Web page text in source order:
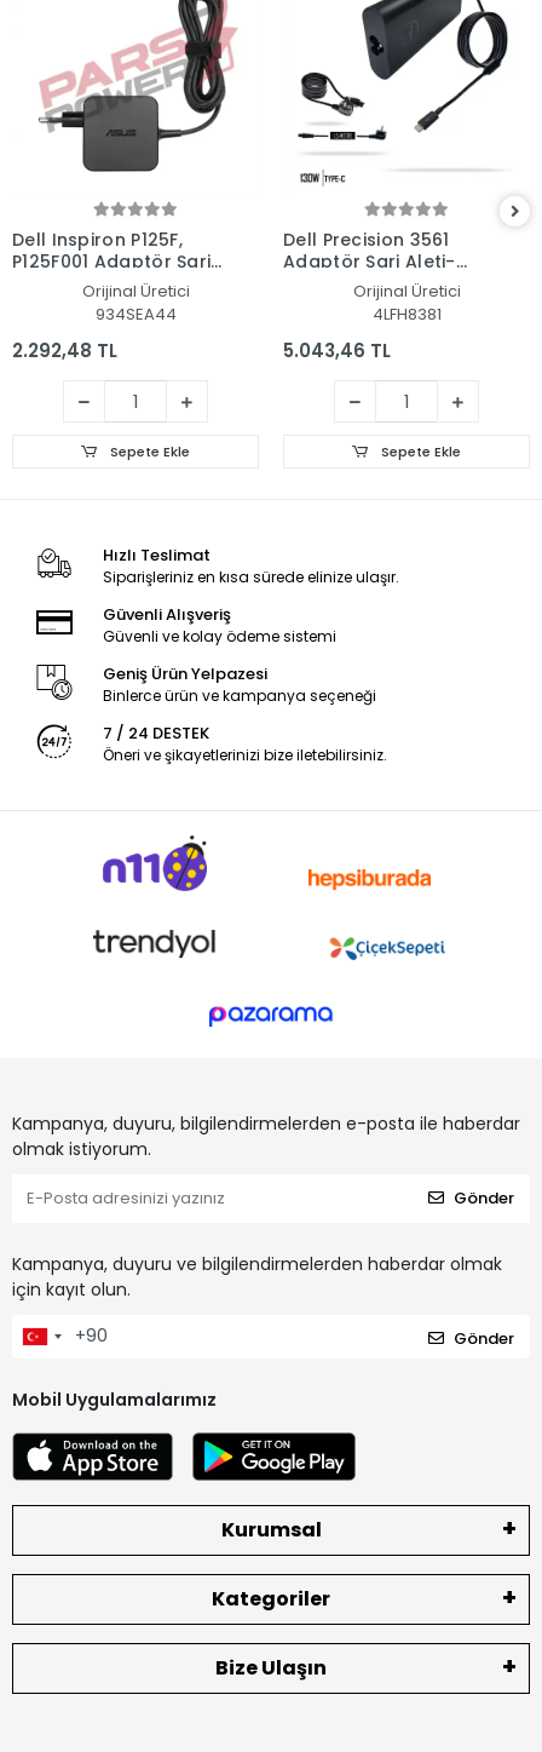
Dell Inspiron P125F,
P125F001 Adaptör Şarj
Aleti-CihazıOrijinal Üretici
934SEA44
2.292,48 TL
Sepete Ekle
Dell Precision 3561
Adaptör Şarj Aleti-
Orijinal Üretici
4LFH8381
5.043,46 TL
Sepete Ekle
Hızlı Teslimat
Siparişleriniz en kısa sürede elinize ulaşır.
Güvenli Alışveriş
Güvenli ve kolay ödeme sistemi
Geniş Ürün Yelpazesi
Binlerce ürün ve kampanya seçeneği
7 / 24 DESTEK
Öneri ve şikayetlerinizi bize iletebilirsiniz.
Kampanya, duyuru, bilgilendirmelerden e-posta ile haberdar
olmak istiyorum.
Gönder
Kampanya, duyuru ve bilgilendirmelerden haberdar olmak
için kayıt olun.
Gönder
Mobil Uygulamalarımız
Kurumsal
Kategoriler
Bize Ulaşın